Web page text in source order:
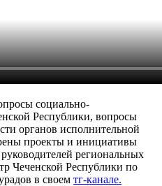
социально-
Республики, вопросы
органов исполнительной
проекты и инициативы
региональных
Чеченской Республики по
в своем тг-канале.